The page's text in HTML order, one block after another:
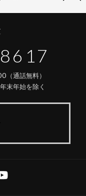
（通話無料）
末年始を除く